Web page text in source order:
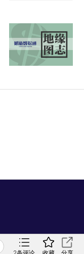
2条评论 收藏 分享